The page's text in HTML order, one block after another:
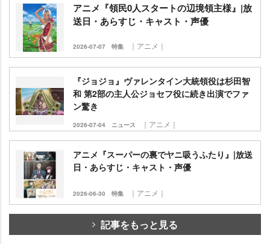
アニメ『領民0人スタートの辺境領主様』|放
送日・あらすじ・キャスト・声優
2026-07-07 特集 ｜アニメ｜
『ジョジョ』ヴァレンタイン大統領役は杉田智
和 第2部の主人公ジョセフ役に続き出演でファ
ン驚き
2026-07-04 ニュース ｜アニメ｜
アニメ『スーパーの裏でヤニ吸うふたり』|放送
日・あらすじ・キャスト・声優
2026-06-30 特集 ｜アニメ｜
記事をもっと見る